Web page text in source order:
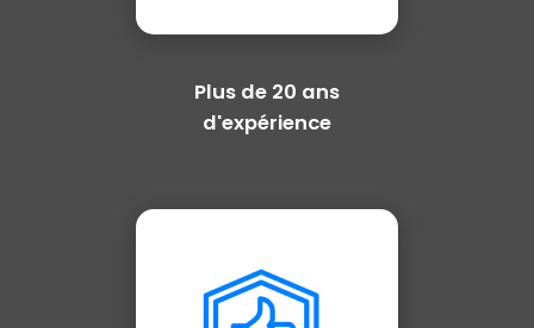
Plus de 20 ans
d'expérience